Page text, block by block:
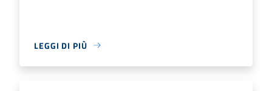
LEGGI DI PIÙ